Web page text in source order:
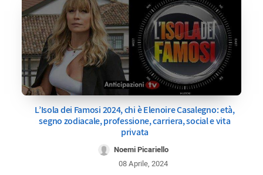
L’Isola dei Famosi 2024, chi è Elenoire Casalegno: età,
segno zodiacale, professione, carriera, social e vita
privata
Noemi Picariello
08 Aprile, 2024